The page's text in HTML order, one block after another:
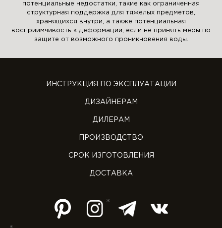
потенциальные недостатки, такие как ограниченная
структурная поддержка для тяжелых предметов,
хранящихся внутри, а также потенциальная
восприимчивость к деформации, если не принять меры по
защите от возможного проникновения воды.
ИНСТРУКЦИЯ ПО ЭКСПЛУАТАЦИИ
ДИЗАЙНЕРАМ
ДИЛЕРАМ
ПРОИЗВОДСТВО
СРОК ИЗГОТОВЛЕНИЯ
ДОСТАВКА